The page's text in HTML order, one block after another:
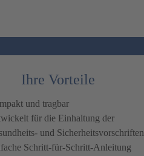
Ihre Vorteile
und tragbar
für die Einhaltung der
und Sicherheitsvorschriften
Schritt-für-Schritt-Anleitung